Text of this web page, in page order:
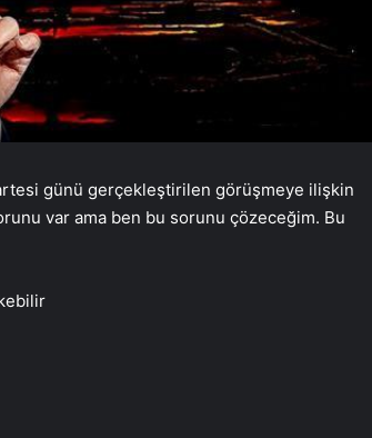
günü gerçekleştirilen görüşmeye ilişkin
var ama ben bu sorunu çözeceğim. Bu